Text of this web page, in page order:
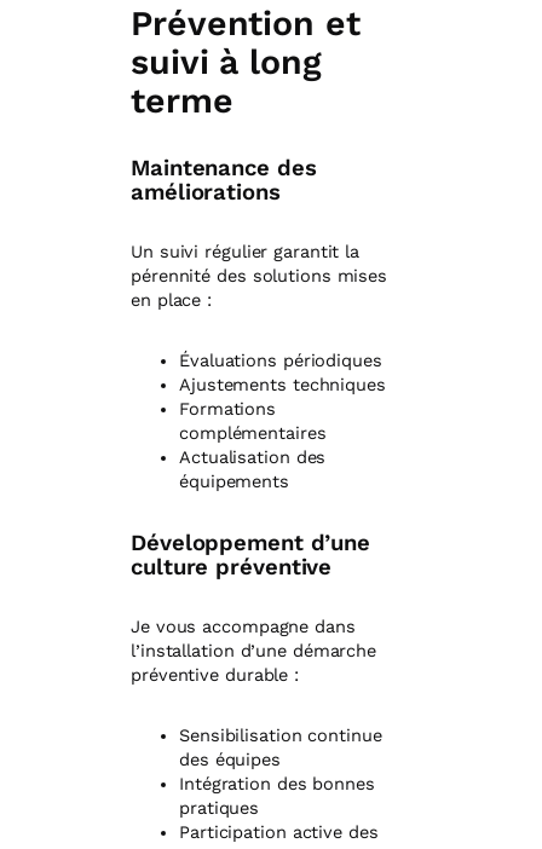
Prévention et
suivi à long
terme
Maintenance des
améliorations
Un suivi régulier garantit la
pérennité des solutions mises
en place :
Évaluations périodiques
Ajustements techniques
Formations
complémentaires
Actualisation des
équipements
Développement d’une
culture préventive
Je vous accompagne dans
l’installation d’une démarche
préventive durable :
Sensibilisation continue
des équipes
Intégration des bonnes
pratiques
Participation active des